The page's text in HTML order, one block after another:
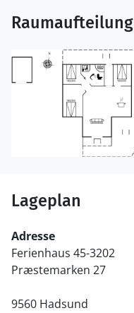
Raumaufteilung
Lageplan
Adresse
Ferienhaus 45-3202
Præstemarken 27
9560 Hadsund